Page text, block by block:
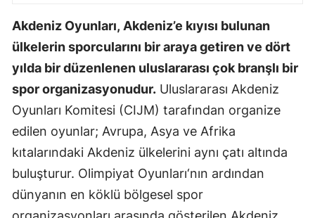
Akdeniz Oyunları, Akdeniz’e kıyısı bulunan
ülkelerin sporcularını bir araya getiren ve dört
yılda bir düzenlenen uluslararası çok branşlı bir
spor organizasyonudur. Uluslararası Akdeniz
Oyunları Komitesi (CIJM) tarafından organize
edilen oyunlar; Avrupa, Asya ve Afrika
kıtalarındaki Akdeniz ülkelerini aynı çatı altında
buluşturur. Olimpiyat Oyunları‘nın ardından
dünyanın en köklü bölgesel spor